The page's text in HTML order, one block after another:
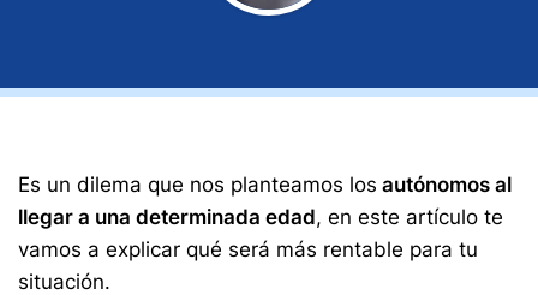
Es un dilema que nos planteamos los autónomos al
llegar a una determinada edad, en este artículo te
vamos a explicar qué será más rentable para tu
situación.